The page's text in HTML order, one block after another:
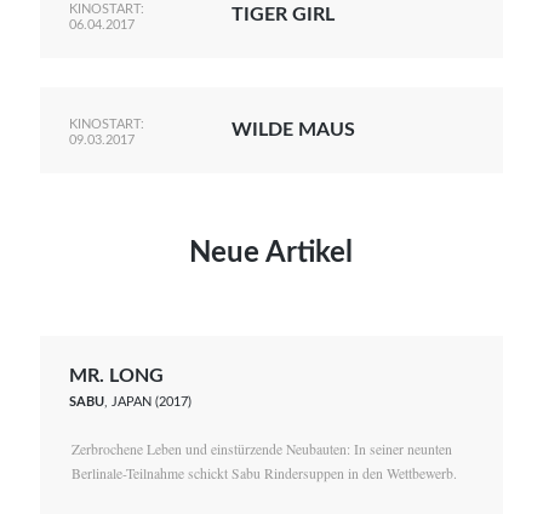
KINOSTART:
06.04.2017
TIGER GIRL
KINOSTART:
09.03.2017
WILDE MAUS
Neue Artikel
MR. LONG
SABU, JAPAN (2017)
Zerbrochene Leben und einstürzende Neubauten: In seiner neunten
Berlinale-Teilnahme schickt Sabu Rindersuppen in den Wettbewerb.